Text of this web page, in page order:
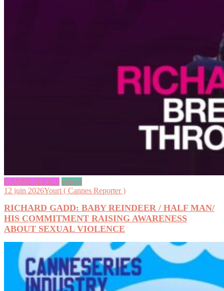
CANNESERIES videos
12 juin 2026Youri ( Cannes Reporter )
RICHARD GADD: BABY REINDEER / HALF MAN/
HIS COMMITMENT RAISING AWARENESS
ABOUT SEXUAL VIOLENCE